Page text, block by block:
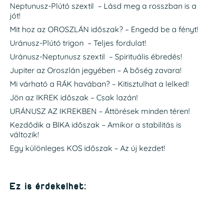
Neptunusz-Plútó szextil – Lásd meg a rosszban is a
jót!
Mit hoz az OROSZLÁN időszak? – Engedd be a fényt!
Uránusz-Plútó trigon – Teljes fordulat!
Uránusz-Neptunusz szextil – Spirituális ébredés!
Jupiter az Oroszlán jegyében – A bőség zavara!
Mi várható a RÁK havában? – Kitisztulhat a lelked!
Jön az IKREK időszak – Csak lazán!
URÁNUSZ AZ IKREKBEN – Áttörések minden téren!
Kezdődik a BIKA időszak – Amikor a stabilitás is
változik!
Egy különleges KOS időszak – Az új kezdet!
Ez is érdekelhet: